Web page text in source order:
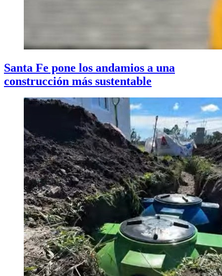
Santa Fe pone los andamios a una
construcción más sustentable